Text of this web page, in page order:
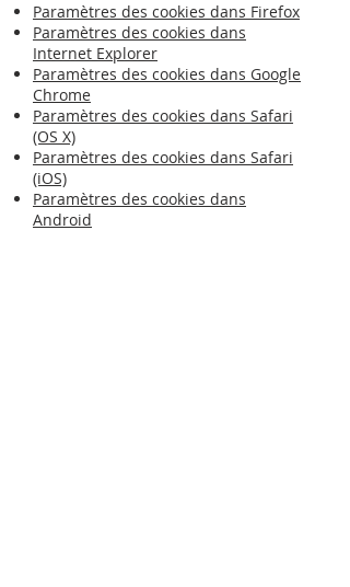
Paramètres des cookies dans Firefox
Paramètres des cookies dans
Internet Explorer
Paramètres des cookies dans Google
Chrome
Paramètres des cookies dans Safari
(OS X)
Paramètres des cookies dans Safari
(iOS)
Paramètres des cookies dans
Android